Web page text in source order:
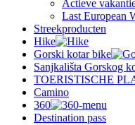
Actieve
Last European
Streekproducten
Hike
Gorski kotar bike
Sanjkališta Gorskog
TOERISTISCHE
Camino
360
Destination pass